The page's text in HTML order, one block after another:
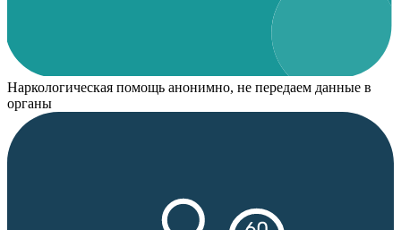
Наркологическая помощь анонимно, не передаем данные в
органы